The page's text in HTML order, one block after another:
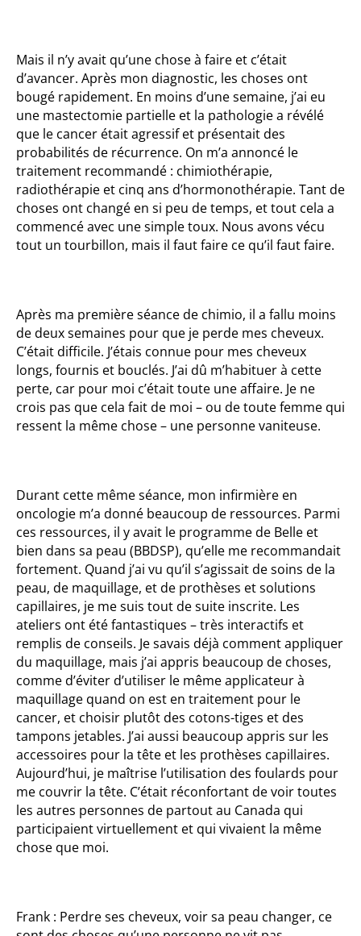
Mais il n’y avait qu’une chose à faire et c’était
d’avancer. Après mon diagnostic, les choses ont
bougé rapidement. En moins d’une semaine, j’ai eu
une mastectomie partielle et la pathologie a révélé
que le cancer était agressif et présentait des
probabilités de récurrence. On m’a annoncé le
traitement recommandé : chimiothérapie,
radiothérapie et cinq ans d’hormonothérapie. Tant de
choses ont changé en si peu de temps, et tout cela a
commencé avec une simple toux. Nous avons vécu
tout un tourbillon, mais il faut faire ce qu’il faut faire.
Après ma première séance de chimio, il a fallu moins
de deux semaines pour que je perde mes cheveux.
C’était difficile. J’étais connue pour mes cheveux
longs, fournis et bouclés. J’ai dû m’habituer à cette
perte, car pour moi c’était toute une affaire. Je ne
crois pas que cela fait de moi – ou de toute femme qui
ressent la même chose – une personne vaniteuse.
Durant cette même séance, mon infirmière en
oncologie m’a donné beaucoup de ressources. Parmi
ces ressources, il y avait le programme de Belle et
bien dans sa peau (BBDSP), qu’elle me recommandait
fortement. Quand j’ai vu qu’il s’agissait de soins de la
peau, de maquillage, et de prothèses et solutions
capillaires, je me suis tout de suite inscrite. Les
ateliers ont été fantastiques – très interactifs et
remplis de conseils. Je savais déjà comment appliquer
du maquillage, mais j’ai appris beaucoup de choses,
comme d’éviter d’utiliser le même applicateur à
maquillage quand on est en traitement pour le
cancer, et choisir plutôt des cotons-tiges et des
tampons jetables. J’ai aussi beaucoup appris sur les
accessoires pour la tête et les prothèses capillaires.
Aujourd’hui, je maîtrise l’utilisation des foulards pour
me couvrir la tête. C’était réconfortant de voir toutes
les autres personnes de partout au Canada qui
participaient virtuellement et qui vivaient la même
chose que moi.
Frank : Perdre ses cheveux, voir sa peau changer, ce